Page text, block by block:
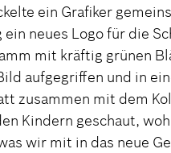
ein Grafiker
neues Logo für die
mit kräftig grünen
aufgegriffen und in
zusammen mit dem
Kindern geschaut,
wir mit in das neue